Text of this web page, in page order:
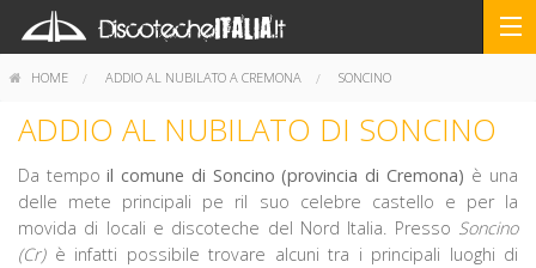
HOME ADDIO AL NUBILATO A CREMONA SONCINO
ADDIO AL NUBILATO DI SONCINO
Da tempo il comune di Soncino (provincia di Cremona) è una
delle mete principali pe ril suo celebre castello e per la
movida di locali e discoteche del Nord Italia. Presso Soncino
(Cr)è infatti possibile trovare alcuni tra i principali luoghi di